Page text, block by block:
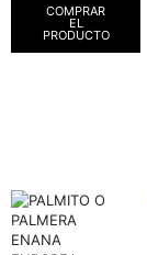
COMPRAR
EL
PRODUCTO